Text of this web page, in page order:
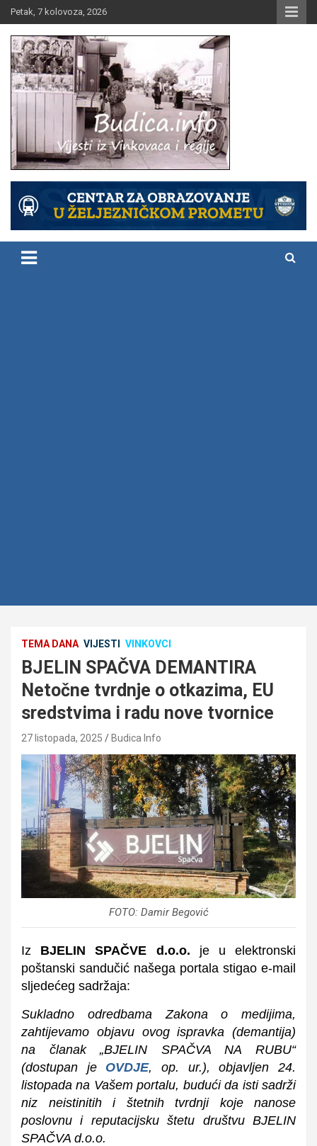
Skip
to
content
Petak, 7 kolovoza, 2026
Budica.info
TEMA DANA VIJESTI VINKOVCI
BJELIN SPAČVA DEMANTIRA
Netočne tvrdnje o otkazima, EU
sredstvima i radu nove tvornice
27 listopada, 2025 Budica Info
FOTO: Damir Begović
Iz BJELIN SPAČVE d.o.o. je u elektronski
poštanski sandučić našega portala stigao e-mail
sljedećeg sadržaja:
Sukladno odredbama Zakona o medijima,
zahtijevamo objavu ovog ispravka (demantija)
na članak „BJELIN SPAČVA NA RUBU“
(dostupan je OVDJE, op. ur.), objavljen 24.
listopada na Vašem portalu, budući da isti sadrži
niz neistinitih i štetnih tvrdnji koje nanose
poslovnu i reputacijsku štetu društvu BJELIN
SPAČVA d.o.o.